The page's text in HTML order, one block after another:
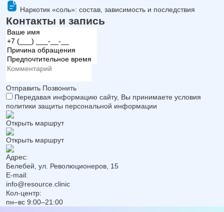
Наркотик «соль»: состав, зависимость и последствия
Контакты и запись
Отправить Позвонить
Передавая информацию сайту, Вы принимаете условия
политики защиты персональной информации
Открыть маршрут
Открыть маршрут
Адрес:
Белебей, ул. Революционеров, 15
E-mail:
info@resource.clinic
Кол-центр:
пн–вс 9:00–21:00